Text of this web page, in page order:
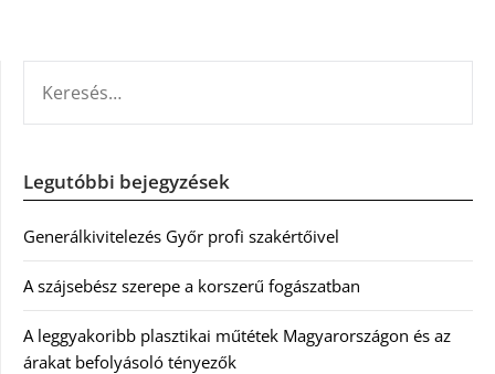
Legutóbbi bejegyzések
Generálkivitelezés Győr profi szakértőivel
A szájsebész szerepe a korszerű fogászatban
A leggyakoribb plasztikai műtétek Magyarországon és az
árakat befolyásoló tényezők